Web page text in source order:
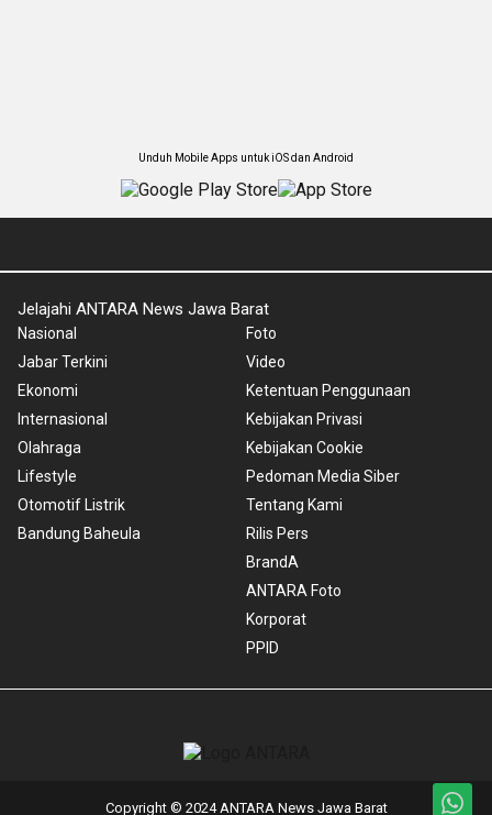
Unduh Mobile Apps untuk iOS dan Android
Jelajahi ANTARA News Jawa Barat
Nasional
Jabar Terkini
Ekonomi
Internasional
Olahraga
Lifestyle
Otomotif Listrik
Bandung Baheula
Foto
Video
Ketentuan Penggunaan
Kebijakan Privasi
Kebijakan Cookie
Pedoman Media Siber
Tentang Kami
Rilis Pers
BrandA
ANTARA Foto
Korporat
PPID
Copyright © 2024 ANTARA News Jawa Barat